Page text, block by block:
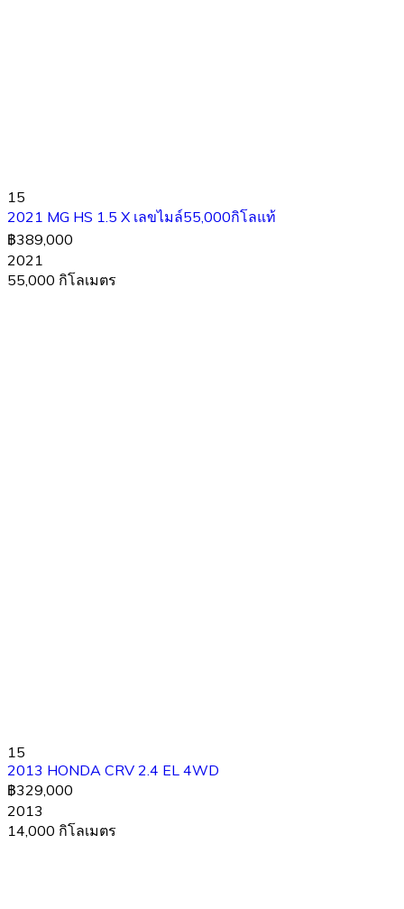
15
2021 MG HS 1.5 X เลขไมล์55,000กิโลแท้
฿389,000
2021
55,000 กิโลเมตร
15
2013 HONDA CRV 2.4 EL 4WD
฿329,000
2013
14,000 กิโลเมตร